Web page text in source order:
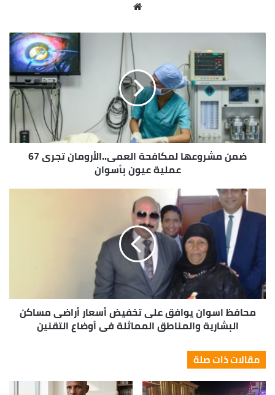
الدكتور إيهاب فوزى بأن فعاليات المؤتمر تستمر لمدة
ثلاثة أيام ويهدف إلى بحث ومناقشة كل ما هو جديد فى
مجال أمراض الجهاز الهضمى والكبد ، بالإضافة إلى نقل
وتبادل الخبرات بين الإستشارين والمتخصصين المشاركين
بالمؤتمر وخاصة من الكوادر الطبية الشابة ، وقد أختتمت
الفعاليات الإفتتاحية للمؤتمر بقيام نائب المحافظ بتبادل
الدروع وتكريم عدد من الأطباء والكوادر العلمية والطبية
المتميزة .
ضمن مشروعها لمكافحة العمى..الأرومان تجرى 67
عملية عيون بأسوان
محافظ اسوان يوافق على تخفيض أسعار أراضى مساكن
البشارية والمناطق المماثلة فى أوضاع التقنين
مقالات ذات صلة